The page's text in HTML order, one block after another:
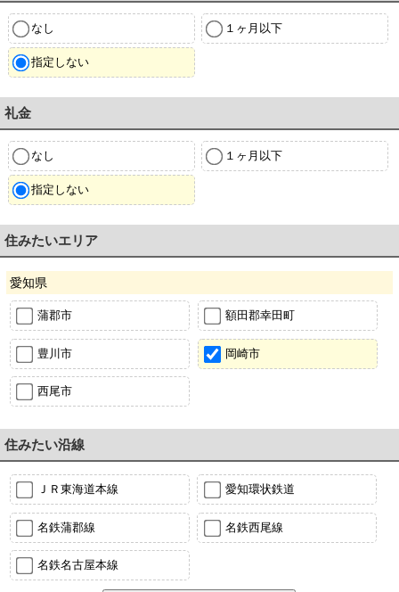
なし １ヶ月以下
指定しない
礼金
なし １ヶ月以下
指定しない
住みたいエリア
愛知県
蒲郡市 額田郡幸田町
豊川市 岡崎市
西尾市
住みたい沿線
ＪＲ東海道本線 愛知環状鉄道
名鉄蒲郡線 名鉄西尾線
名鉄名古屋本線